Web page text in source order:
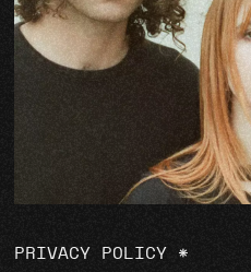
PRIVACY POLICY *